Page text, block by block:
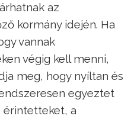
az
kormány idején. Ha
vannak
végig kell menni,
meg, hogy nyíltan és
egyeztet
érintetteket, a